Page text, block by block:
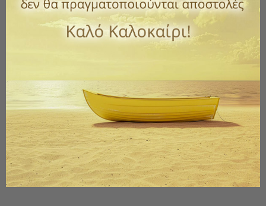
με ΦΠΑ
Ανθεκτικό πλαστικό φύλλο PVC που εφαρμόζεται πανεύκολα
Ποσότητα
ΑΓΟΡΆ
Διαθέσιμο
Παράδοση 1 έως 3 ημέρες